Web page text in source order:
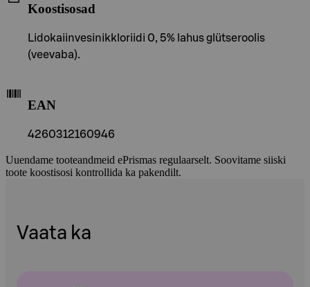
Koostisosad
Lidokaiinvesinikkloriidi 0, 5% lahus glütseroolis
(veevaba).
EAN
4260312160946
Uuendame tooteandmeid ePrismas regulaarselt. Soovitame siiski
toote koostisosi kontrollida ka pakendilt.
Vaata ka